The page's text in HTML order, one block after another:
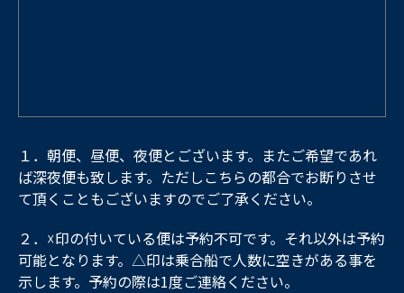
１．朝便、昼便、夜便とございます。またご希望であれ
ば深夜便も致します。ただしこちらの都合でお断りさせ
て頂くこともございますのでご了承ください。
２．☓印の付いている便は予約不可です。それ以外は予約
可能となります。△印は乗合船で人数に空きがある事を
示します。予約の際は1度ご連絡ください。